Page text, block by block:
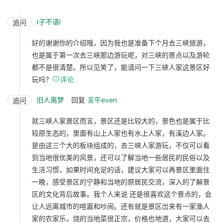
追问 I子不语l
好的谢谢你的介绍哦，因为我也是准备下个月去三峡旅游，
也是属于第一次去三峡那边游玩呢，对三峡的景点以及游轮
都不是很清楚。所以见笑了，能请问一下三峡人家这景区好
玩吗？ 评论
追问 旧人离梦 回复 言午even
就三峡人家景区而言，景区还是比较大的，景色也是属于比
较原生态的，里面有山上人家也有水上人家，有溪边人家。
是由这三个大的板块组成的，去三峡人家游玩，不仅可以看
到当地很优美的风景，还可以了解当地一些居民的民俗以及
生活习惯，如果时间充足的话，建议大家可以再景区里面住
一晚，感受景区的宁静和当地的原居民交流，深入的了解景
区的文化背后故事。我个人来说 还是很喜欢这个景点的，会
让人远离城市的喧嚣和吵闹。还有就是景区岀来有一家渔人
家的农家乐，烧的当地菜很正宗，价格也地道，大家可以去